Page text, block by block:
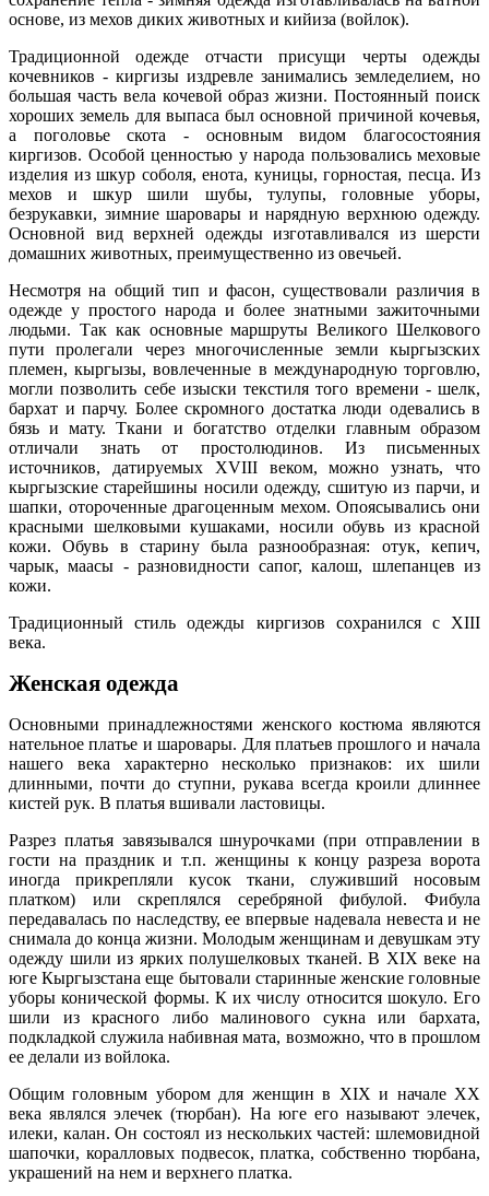
основе, из мехов диких животных и кийиза (войлок).
Традиционной одежде отчасти присущи черты одежды
кочевников - киргизы издревле занимались земледелием, но
большая часть вела кочевой образ жизни. Постоянный поиск
хороших земель для выпаса был основной причиной кочевья,
а поголовье скота - основным видом благосостояния
киргизов. Особой ценностью у народа пользовались меховые
изделия из шкур соболя, енота, куницы, горностая, песца. Из
мехов и шкур шили шубы, тулупы, головные уборы,
безрукавки, зимние шаровары и нарядную верхнюю одежду.
Основной вид верхней одежды изготавливался из шерсти
домашних животных, преимущественно из овечьей.
Несмотря на общий тип и фасон, существовали различия в
одежде у простого народа и более знатными зажиточными
людьми. Так как основные маршруты Великого Шелкового
пути пролегали через многочисленные земли кыргызских
племен, кыргызы, вовлеченные в международную торговлю,
могли позволить себе изыски текстиля того времени - шелк,
бархат и парчу. Более скромного достатка люди одевались в
бязь и мату. Ткани и богатство отделки главным образом
отличали знать от простолюдинов. Из письменных
источников, датируемых XVIII веком, можно узнать, что
кыргызские старейшины носили одежду, сшитую из парчи, и
шапки, отороченные драгоценным мехом. Опоясывались они
красными шелковыми кушаками, носили обувь из красной
кожи. Обувь в старину была разнообразная: отук, кепич,
чарык, маасы - разновидности сапог, калош, шлепанцев из
кожи.
Традиционный стиль одежды киргизов сохранился с XIII
века.
Женская одежда
Основными принадлежностями женского костюма являются
нательное платье и шаровары. Для платьев прошлого и начала
нашего века характерно несколько признаков: их шили
длинными, почти до ступни, рукава всегда кроили длиннее
кистей рук. В платья вшивали ластовицы.
Разрез платья завязывался шнурочками (при отправлении в
гости на праздник и т.п. женщины к концу разреза ворота
иногда прикрепляли кусок ткани, служивший носовым
платком) или скреплялся серебряной фибулой. Фибула
передавалась по наследству, ее впервые надевала невеста и не
снимала до конца жизни. Молодым женщинам и девушкам эту
одежду шили из ярких полушелковых тканей. В XIX веке на
юге Кыргызстана еще бытовали старинные женские головные
уборы конической формы. К их числу относится шокуло. Его
шили из красного либо малинового сукна или бархата,
подкладкой служила набивная мата, возможно, что в прошлом
ее делали из войлока.
Общим головным убором для женщин в XIX и начале XX
века являлся элечек (тюрбан). На юге его называют элечек,
илеки, калан. Он состоял из нескольких частей: шлемовидной
шапочки, коралловых подвесок, платка, собственно тюрбана,
украшений на нем и верхнего платка.